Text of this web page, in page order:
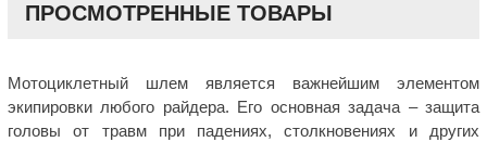
ПРОСМОТРЕННЫЕ ТОВАРЫ
Мотоциклетный шлем является важнейшим элементом
экипировки любого райдера. Его основная задача – защита
головы от травм при падениях, столкновениях и других